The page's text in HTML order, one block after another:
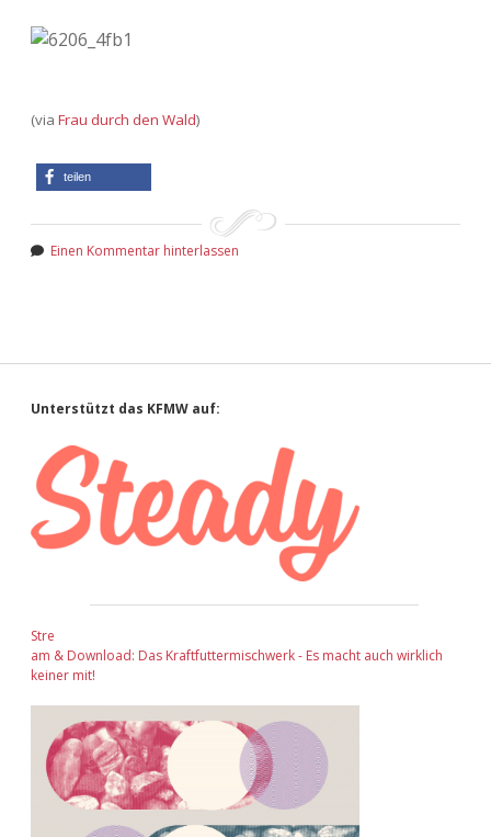
(via Frau durch den Wald)
teilen
Einen Kommentar hinterlassen
Sidebar
Unterstützt das KFMW auf:
Stre
am & Download: Das Kraftfuttermischwerk - Es macht auch wirklich
keiner mit!